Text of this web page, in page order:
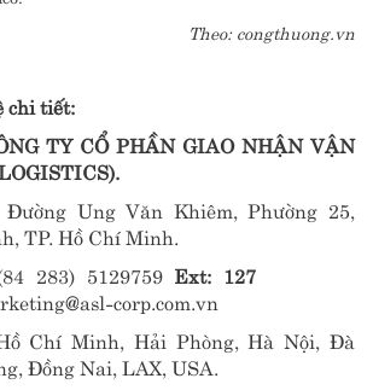
Theo: congthuong.vn
chi tiết:
TY CỔ PHẦN GIAO NHẬN VẬN
Ung Văn Khiêm, Phường 25,
TP. Hồ Chí Minh.
283) 5129759 Ext: 127
corp.com.vn
Chí Minh, Hải Phòng, Hà Nội, Đà
Đồng Nai, LAX, USA.